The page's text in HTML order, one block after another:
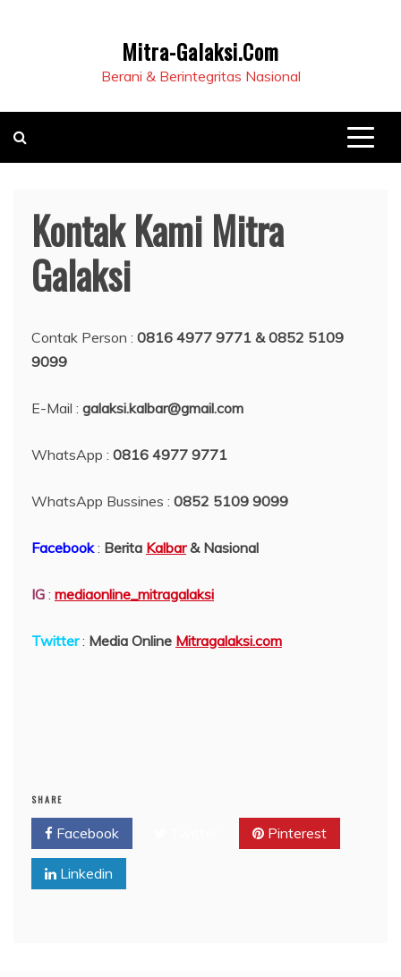
Mitra-Galaksi.Com
Berani & Berintegritas Nasional
Kontak Kami Mitra
Galaksi
Contak Person : 0816 4977 9771 & 0852 5109
9099
E-Mail : galaksi.kalbar@gmail.com
WhatsApp : 0816 4977 9771
WhatsApp Bussines : 0852 5109 9099
Facebook: Berita Kalbar& Nasional
IG : mediaonline_mitragalaksi
Twitter: Media Online Mitragalaksi.com
SHARE
Facebook Pinterest
Linkedin